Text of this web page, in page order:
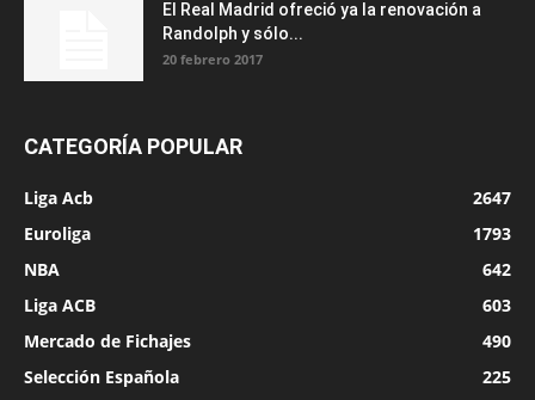
El Real Madrid ofreció ya la renovación a
Randolph y sólo...
20 febrero 2017
CATEGORÍA POPULAR
Liga Acb
2647
Euroliga
1793
NBA
642
Liga ACB
603
Mercado de Fichajes
490
Selección Española
225